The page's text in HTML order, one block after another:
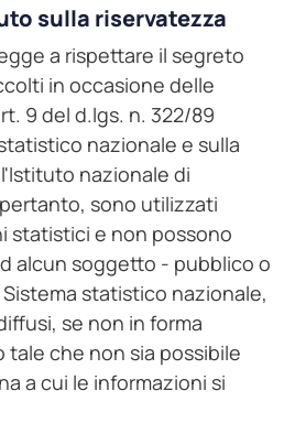
sulla riservatezza
a rispettare il segreto
in occasione delle
9 del d.lgs. n. 322/89
nazionale e sulla
nazionale di
sono utilizzati
statistici e non possono
alcun soggetto - pubblico o
statistico nazionale,
se non in forma
tale che non sia possibile
a cui le informazioni si